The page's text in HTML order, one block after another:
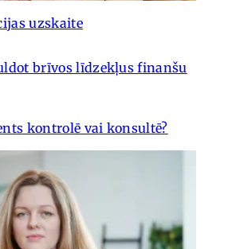
uzskaite
brīvos līdzekļus finanšu
kontrolē vai konsultē?